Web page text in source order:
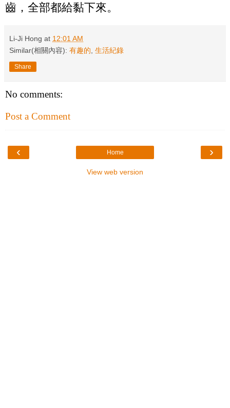
齒，全部都給黏下來。
Li-Ji Hong at 12:01 AM
Similar(相關內容): 有趣的 生活紀錄
Share
No comments:
Post a Comment
‹ ›
Home
View web version